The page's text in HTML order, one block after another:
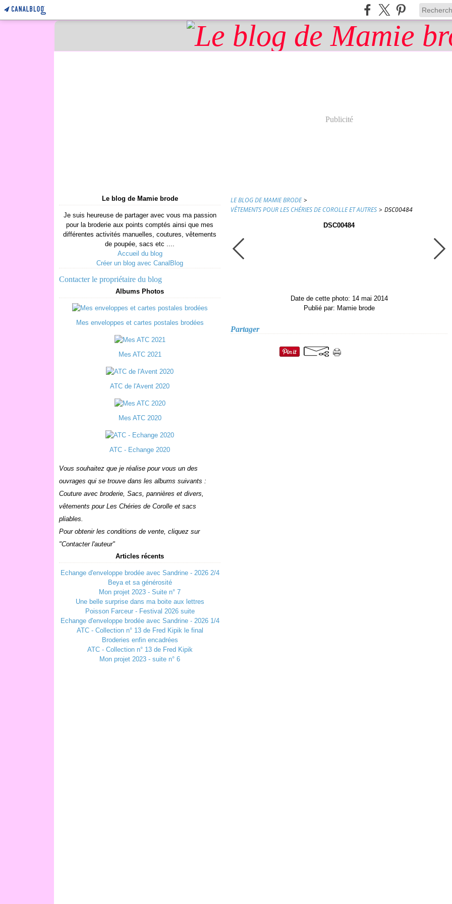
Publicité
Le blog de Mamie brode
Je suis heureuse de partager avec vous ma passion
pour la broderie aux points comptés ainsi que mes
différentes activités manuelles, coutures, vêtements
de poupée, sacs etc ....
Accueil du blog
Créer un blog avec CanalBlog
Contacter le propriétaire du blog
Albums Photos
Mes enveloppes et cartes postales brodées
Mes ATC 2021
ATC de l'Avent 2020
Mes ATC 2020
ATC - Echange 2020
Vous souhaitez que je réalise pour vous un des
ouvrages qui se trouve dans les albums suivants :
Couture avec broderie, Sacs, pannières et divers,
vêtements pour Les Chéries de Corolle et sacs
pliables.
Pour obtenir les conditions de vente, cliquez sur
"Contacter l'auteur"
Articles récents
Echange d'enveloppe brodée avec Sandrine - 2026 2/4
Beya et sa générosité
Mon projet 2023 - Suite n° 7
Une belle surprise dans ma boite aux lettres
Poisson Farceur - Festival 2026 suite
Echange d'enveloppe brodée avec Sandrine - 2026 1/4
ATC - Collection n° 13 de Fred Kipik le final
Broderies enfin encadrées
ATC - Collection n° 13 de Fred Kipik
Mon projet 2023 - suite n° 6
LE BLOG DE MAMIE BRODE >
VÊTEMENTS POUR LES CHÉRIES DE COROLLE ET AUTRES > DSC00484
DSC00484
Date de cette photo: 14 mai 2014
Publié par: Mamie brode
Partager